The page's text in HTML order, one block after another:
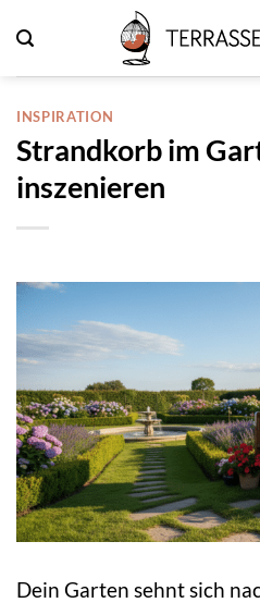
Inhalt
springen
INSPIRATION
Strandkorb im
inszenieren
Dein Garten sehnt sich